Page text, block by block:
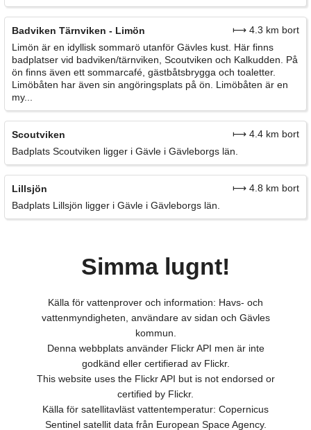
Badviken Tärnviken - Limön
⟼ 4.3 km bort
Limön är en idyllisk sommarö utanför Gävles kust. Här finns
badplatser vid badviken/tärnviken, Scoutviken och Kalkudden. På
ön finns även ett sommarcafé, gästbåtsbrygga och toaletter.
Limöbåten har även sin angöringsplats på ön. Limöbåten är en
my...
Scoutviken
⟼ 4.4 km bort
Badplats Scoutviken ligger i Gävle i Gävleborgs län.
Lillsjön
⟼ 4.8 km bort
Badplats Lillsjön ligger i Gävle i Gävleborgs län.
Simma lugnt!
Källa för vattenprover och information: Havs- och
vattenmyndigheten, användare av sidan och Gävles
kommun.
Denna webbplats använder Flickr API men är inte
godkänd eller certifierad av Flickr.
This website uses the Flickr API but is not endorsed or
certified by Flickr.
Källa för satellitavläst vattentemperatur: Copernicus
Sentinel satellit data från European Space Agency.